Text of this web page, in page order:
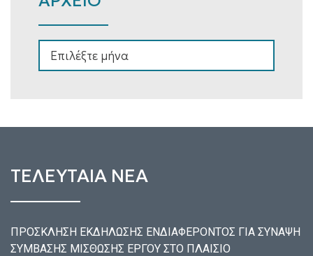
ΤΕΛΕΥΤΑΙΑ ΝΕΑ
ΠΡΟΣΚΛΗΣΗ ΕΚΔΗΛΩΣΗΣ ΕΝΔΙΑΦΕΡΟΝΤΟΣ ΓΙΑ ΣΥΝΑΨΗ
ΣΥΜΒΑΣΗΣ ΜΙΣΘΩΣΗΣ ΕΡΓΟΥ ΣΤΟ ΠΛΑΙΣΙΟ